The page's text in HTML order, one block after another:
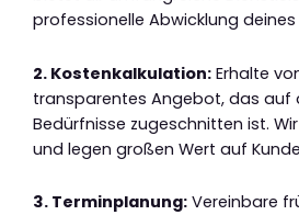
professionelle Abwicklung deines
2. Kostenkalkulation: Erhalte
transparentes Angebot, das auf
Bedürfnisse zugeschnitten ist.
und legen großen Wert auf
3. Terminplanung: Vereinbare